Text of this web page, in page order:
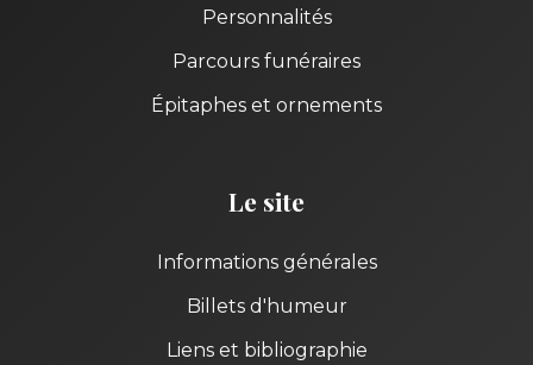
Personnalités
Parcours funéraires
Épitaphes et ornements
Le site
Informations générales
Billets d'humeur
Liens et bibliographie